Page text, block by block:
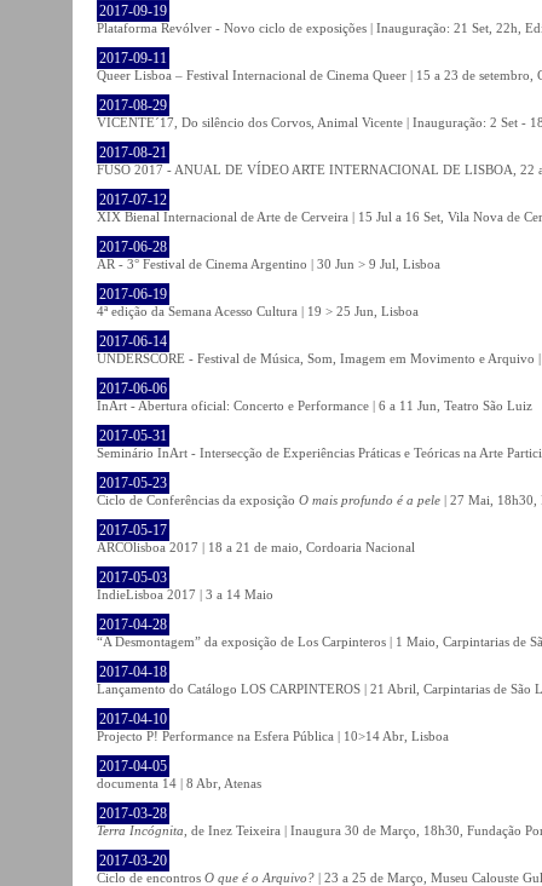
2017-09-19
Plataforma Revólver - Novo ciclo de exposições | Inauguração: 21 Set, 22h,
2017-09-11
Queer Lisboa – Festival Internacional de Cinema Queer | 15 a 23 de setembro,
2017-08-29
VICENTE´17, Do silêncio dos Corvos, Animal Vicente | Inauguração: 2 Set -
2017-08-21
FUSO 2017 - ANUAL DE VÍDEO ARTE INTERNACIONAL DE LISBOA, 22
2017-07-12
XIX Bienal Internacional de Arte de Cerveira | 15 Jul a 16 Set, Vila Nova de
2017-06-28
AR - 3° Festival de Cinema Argentino | 30 Jun > 9 Jul, Lisboa
2017-06-19
4ª edição da Semana Acesso Cultura | 19 > 25 Jun, Lisboa
2017-06-14
UNDERSCORE - Festival de Música, Som, Imagem em Movimento e Arquivo
2017-06-06
InArt - Abertura oficial: Concerto e Performance | 6 a 11 Jun, Teatro São Luiz
2017-05-31
Seminário InArt - Intersecção de Experiências Práticas e Teóricas na Arte
2017-05-23
Ciclo de Conferências da exposição O mais profundo é a pele | 27 Mai, 18h30,
2017-05-17
ARCOlisboa 2017 | 18 a 21 de maio, Cordoaria Nacional
2017-05-03
IndieLisboa 2017 | 3 a 14 Maio
2017-04-28
“A Desmontagem” da exposição de Los Carpinteros | 1 Maio, Carpintarias de
2017-04-18
Lançamento do Catálogo LOS CARPINTEROS | 21 Abril, Carpintarias de São
2017-04-10
Projecto P! Performance na Esfera Pública | 10>14 Abr, Lisboa
2017-04-05
documenta 14 | 8 Abr, Atenas
2017-03-28
Terra Incógnita , de Inez Teixeira | Inaugura 30 de Março, 18h30, Fundação
2017-03-20
Ciclo de encontros O que é o Arquivo? | 23 a 25 de Março, Museu Calouste